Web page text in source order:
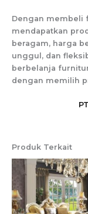
Dengan membeli
mendapatkan
beragam, harga
unggul, dan
berbelanja
dengan memilih
Produk Terkait